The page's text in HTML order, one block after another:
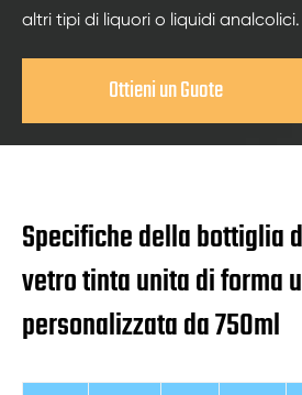
altri tipi di liquori o liquidi analcolici.
Ottieni un Guote
Specifiche della bottiglia
vetro tinta unita di forma
personalizzata da 750ml